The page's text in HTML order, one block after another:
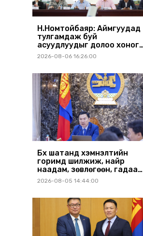
Н.Номтойбаяр: Аймгуудад
тулгамдаж буй
асуудлуудыг долоо хоног
бүр Засгийн газрын
хуралдаанд танилцуулж,
2026-08-06 16:26:00
Бүх шатанд хэмнэлтийн
горимд шилжиж, найр
наадам, зөвлөгөөн, гадаад
томилолтыг хориглолоо
2026-08-05 14:44:00